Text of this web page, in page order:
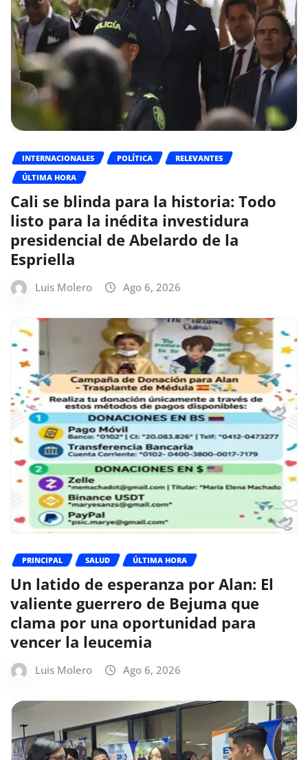
INTERNACIONALES POLÍTICA
RELEVANTES
ÚLTIMA HORA
Cali se blinda para la historia: Todo
listo para la inédita investidura
presidencial de Abelardo de la
Espriella
Luis Molero Ago 6, 2026
PRINCIPAL SALUD ÚLTIMA HORA
Un latido de esperanza por Alan: El
valiente guerrero de Bejuma que
clama por una oportunidad para
vencer la leucemia
Luis Molero Ago 6, 2026